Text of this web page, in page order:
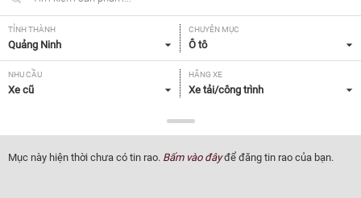
TỈNH THÀNH
Quảng Ninh
CHUYÊN MỤC
Ô tô
NHU CẦU
Xe cũ
HÃNG XE
Xe tải/công trình
Kia/ Thaco
NĂM SẢN XUẤT
Tất cả
GIÁ XE XUẤT XỨ
Mục này hiện thời chưa có tin rao. Bấm vào đâyđể đăng tin rao của bạn.